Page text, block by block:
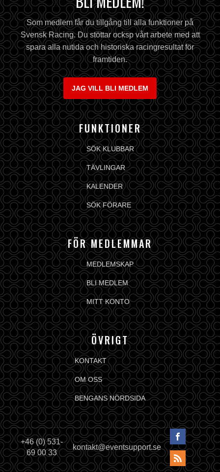
Som medlem får du tillgång till alla funktioner på
Svensk Racing. Du stöttar ocksp vårt arbete med att
spara alla nutida och historiska racingresultat för
framtiden.
JAG VILL BLI MEDLEM
FUNKTIONER
SÖK KLUBBAR
TÄVLINGAR
KALENDER
SÖK FÖRARE
FÖR MEDLEMMAR
MEDLEMSKAP
BLI MEDLEM
MITT KONTO
ÖVRIGT
KONTAKT
OM OSS
BENGANS NÖRDSIDA
+46 (0) 531-
69 00 33
kontakt@eventsupport.se